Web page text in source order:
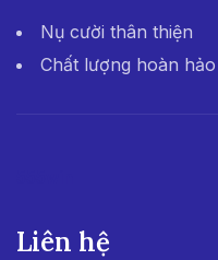
Nụ cười thân thiện
Chất lượng hoàn hảo
Liên hệ